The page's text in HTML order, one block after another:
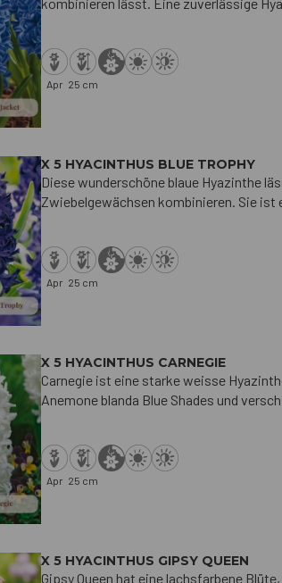
Apr 25 cm
X 5 HYACINTHUS BLUE TROPHY
Diese wunderschöne blaue Hyazinthe
Zwiebelgewächsen kombinieren. Sie ist
Apr 25 cm
X 5 HYACINTHUS CARNEGIE
Carnegie ist eine starke weisse
Anemone blanda Blue Shades und
Apr 25 cm
X 5 HYACINTHUS GIPSY QUEEN
Gipsy Queen hat eine lachsfarbene